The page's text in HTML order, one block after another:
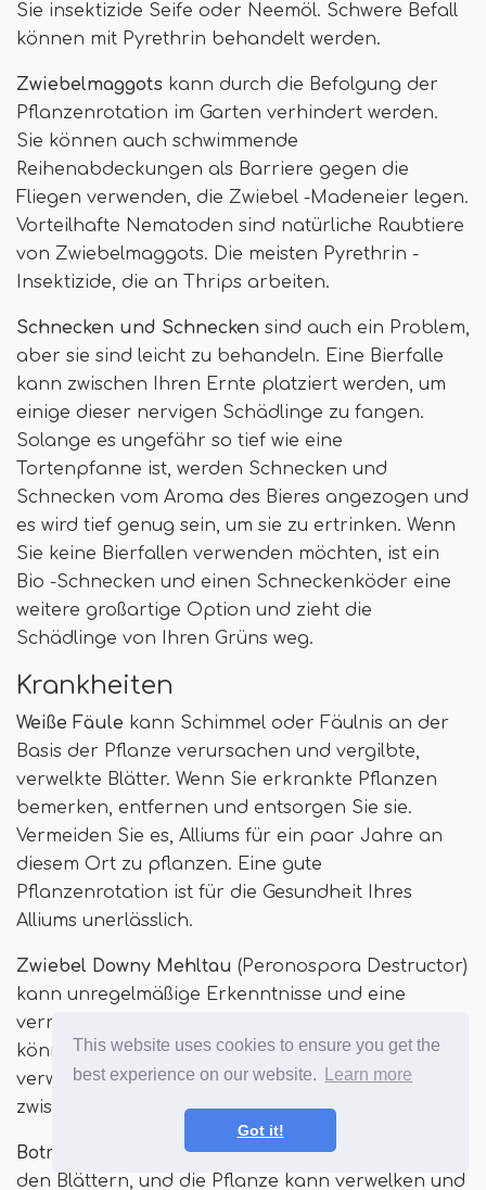
This website uses cookies to ensure you get the
best experience on our website.
Learn more
Got it!
Sie insektizide Seife oder Neemöl. Schwere Befall
können mit Pyrethrin behandelt werden.
Zwiebelmaggots kann durch die Befolgung der
Pflanzenrotation im Garten verhindert werden.
Sie können auch schwimmende
Reihenabdeckungen als Barriere gegen die
Fliegen verwenden, die Zwiebel -Madeneier legen.
Vorteilhafte Nematoden sind natürliche Raubtiere
von Zwiebelmaggots. Die meisten Pyrethrin -
Insektizide, die an Thrips arbeiten.
Schnecken und Schnecken sind auch ein Problem,
aber sie sind leicht zu behandeln. Eine Bierfalle
kann zwischen Ihren Ernte platziert werden, um
einige dieser nervigen Schädlinge zu fangen.
Solange es ungefähr so ​​tief wie eine
Tortenpfanne ist, werden Schnecken und
Schnecken vom Aroma des Bieres angezogen und
es wird tief genug sein, um sie zu ertrinken. Wenn
Sie keine Bierfallen verwenden möchten, ist ein
Bio -Schnecken und einen Schneckenköder eine
weitere großartige Option und zieht die
Schädlinge von Ihren Grüns weg.
Krankheiten
Weiße Fäule kann Schimmel oder Fäulnis an der
Basis der Pflanze verursachen und vergilbte,
verwelkte Blätter. Wenn Sie erkrankte Pflanzen
bemerken, entfernen und entsorgen Sie sie.
Vermeiden Sie es, Alliums für ein paar Jahre an
diesem Ort zu pflanzen. Eine gute
Pflanzenrotation ist für die Gesundheit Ihres
Alliums unerlässlich.
Zwiebel Downy Mehltau (Peronospora Destructor)
kann unregelmäßige Erkenntnisse und eine
verringerte Größe verursachen. Kupfer Fungizide
können zur Behandlung verwendet werden, aber
verwenden Sie eine 3-Jahres-Pflanzenrotation
zwischen Allium-Pflanzen in diesem Bett.
Botrytis Blattfäule
verursacht weiße Flecken auf
den Blättern, und die Pflanze kann verwelken und